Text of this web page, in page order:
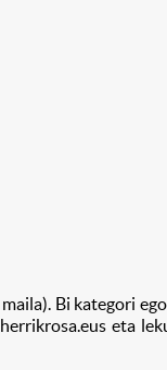
Bi kategori
eta